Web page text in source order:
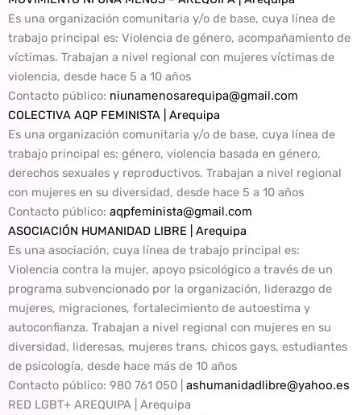
Es una organización comunitaria y/o de base, cuya línea de
trabajo principal es: Violencia de género, acompañamiento de
víctimas. Trabajan a nivel regional con mujeres víctimas de
violencia, desde hace 5 a 10 años
Contacto público: niunamenosarequipa@gmail.com
COLECTIVA AQP FEMINISTA | Arequipa
Es una organización comunitaria y/o de base, cuya línea de
trabajo principal es: género, violencia basada en género,
derechos sexuales y reproductivos. Trabajan a nivel regional
con mujeres en su diversidad, desde hace 5 a 10 años
Contacto público: aqpfeminista@gmail.com
ASOCIACIÓN HUMANIDAD LIBRE | Arequipa
Es una asociación, cuya línea de trabajo principal es:
Violencia contra la mujer, apoyo psicológico a través de un
programa subvencionado por la organización, liderazgo de
mujeres, migraciones, fortalecimiento de autoestima y
autoconfianza. Trabajan a nivel regional con mujeres en su
diversidad, lideresas, mujeres trans, chicos gays, estudiantes
de psicología, desde hace más de 10 años
Contacto público: 980 761 050 | ashumanidadlibre@yahoo.es
RED LGBT+ AREQUIPA | Arequipa